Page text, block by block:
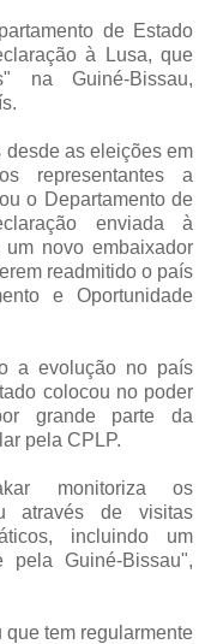
de Estado
à Lusa, que
na Guiné-Bissau,
desde as eleições em
representantes a
o Departamento de
enviada à
novo embaixador
readmitido o país
e Oportunidade
a evolução no país
colocou no poder
grande parte da
pela CPLP.
monitoriza os
através de visitas
incluindo um
pela Guiné-Bissau",
tem regularmente